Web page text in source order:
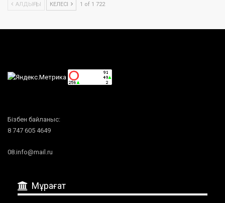
АЛДЫҢҒЫ КЕЛЕСІ 1 of 1 722
Бізбен байланыс:
8 747 605 4649
08.info@mail.ru
Мұрағат